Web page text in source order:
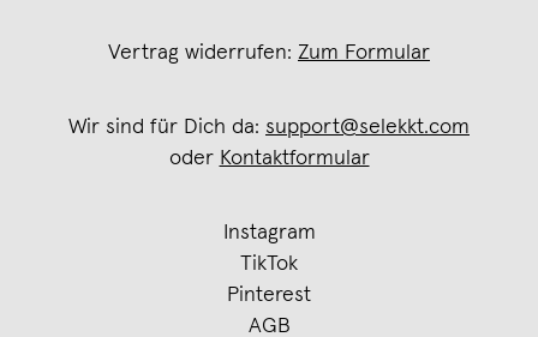
Vertrag widerrufen: Zum Formular
Wir sind für Dich da: support@selekkt.com
oder Kontaktformular
Instagram
TikTok
Pinterest
AGB